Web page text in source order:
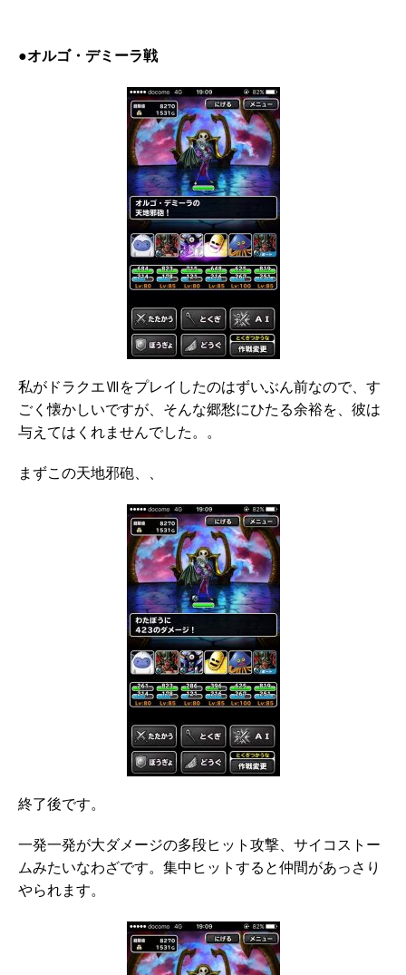
●オルゴ・デミーラ戦
私がドラクエⅦをプレイしたのはずいぶん前なので、す
ごく懐かしいですが、そんな郷愁にひたる余裕を、彼は
与えてはくれませんでした。。
まずこの天地邪砲、、
終了後です。
一発一発が大ダメージの多段ヒット攻撃、サイコストー
ムみたいなわざです。集中ヒットすると仲間があっさり
やられます。